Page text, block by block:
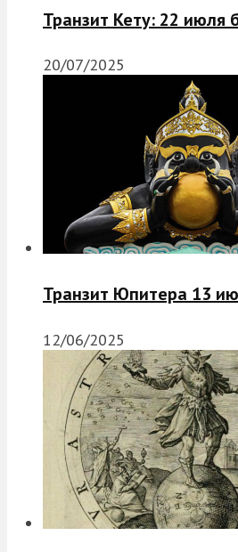
Транзит Кету: 22 июля
20/07/2025
Транзит Юпитера 13
12/06/2025